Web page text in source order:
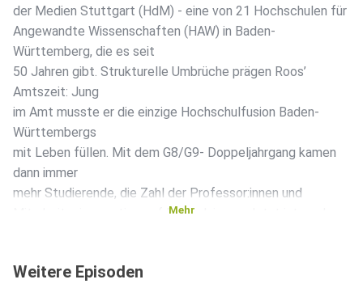
der Medien Stuttgart (HdM) - eine von 21 Hochschulen für
Angewandte Wissenschaften (HAW) in Baden-
Württemberg, die es seit
50 Jahren gibt. Strukturelle Umbrüche prägen Roos’
Amtszeit: Jung
im Amt musste er die einzige Hochschulfusion Baden-
Württembergs
mit Leben füllen. Mit dem G8/G9- Doppeljahrgang kamen
dann immer
mehr Studierende, die Zahl der Professor:innen und
Mitarbeiter:innen stieg auf Rekordniveau. Jetzt ist es der
HdM ist gerüstet: In den Rankings steht sie ganz oben. Ein
Mehr
Weitere Episoden